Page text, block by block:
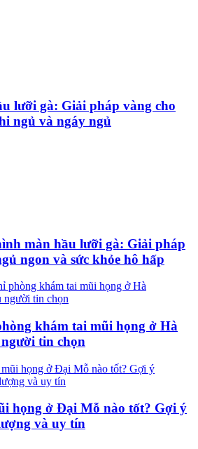
lưỡi gà: Giải pháp vàng cho
ngủ và ngáy ngủ
màn hầu lưỡi gà: Giải pháp
ngon và sức khỏe hô hấp
khám tai mũi họng ở Hà
tin chọn
họng ở Đại Mỗ nào tốt? Gợi ý
và uy tín